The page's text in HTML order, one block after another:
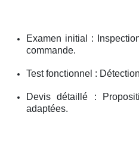
Examen initial :
commande.
Test fonctionnel :
Devis détaillé :
adaptées.